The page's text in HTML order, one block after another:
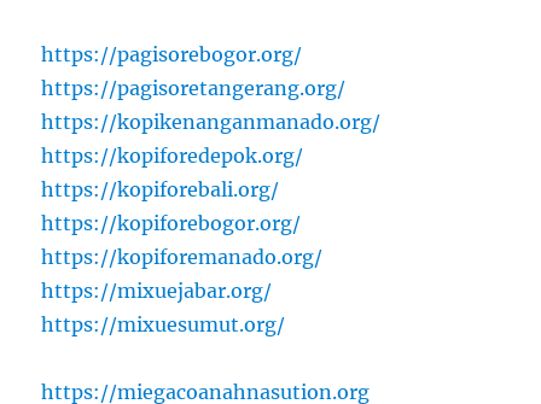
https://pagisorebogor.org/
https://pagisoretangerang.org/
https://kopikenanganmanado.org/
https://kopiforedepok.org/
https://kopiforebali.org/
https://kopiforebogor.org/
https://kopiforemanado.org/
https://mixuejabar.org/
https://mixuesumut.org/
https://miegacoanahnasution.org